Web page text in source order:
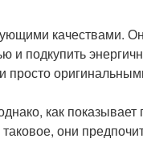
качествами.
и подкупить
просто
как показывает
они